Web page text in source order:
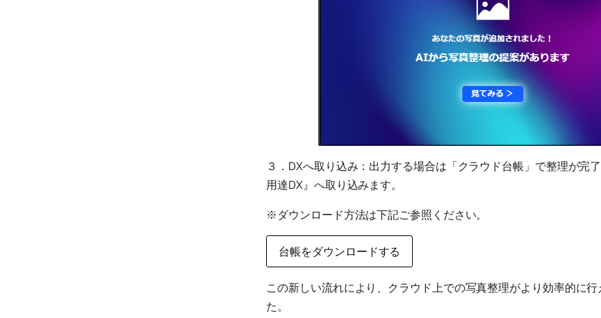
３．DXへ取り込み：出力する場合は「クラウド台帳」で整理が完
用達DX』へ取り込みます。
※ダウンロード方法は下記ご参照ください。
台帳をダウンロードする
この新しい流れにより、クラウド上での写真整理がより効率的に
た。